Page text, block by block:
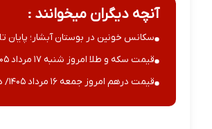
آنچه دیگران میخوانند :
سکانس خونین در بوستان آبشار؛ پایان
قیمت سکه و طلا امروز شنبه ۱۷ مرداد ۱۴۰۵
قیمت درهم امروز جمعه ۱۶ مرداد ۱۴۰۵/ درهم امارات امروز چند؟